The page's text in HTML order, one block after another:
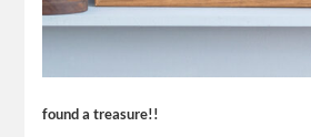
found a treasure!!